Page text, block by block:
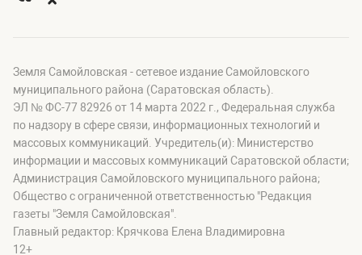
Земля Самойловская - сетевое издание Самойловского
муниципального района (Саратовская область).
ЭЛ № ФС-77 82926 от 14 марта 2022 г., Федеральная служба
по надзору в сфере связи, информационных технологий и
массовых коммуникаций. Учредитель(и): Министерство
информации и массовых коммуникаций Саратовской области;
Администрация Самойловского муниципального района;
Общество с ограниченной ответственностью "Редакция
газеты "Земля Самойловская".
Главный редактор: Крячкова Елена Владимировна
12+